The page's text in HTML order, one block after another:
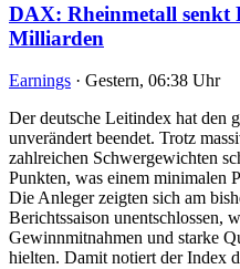
DAX: Rheinmetall senkt
Milliarden
Earnings · Gestern, 06:38 Uhr
Der deutsche Leitindex hat den
unverändert beendet. Trotz
zahlreichen Schwergewichten
Punkten, was einem minimalen
Die Anleger zeigten sich am
Berichtssaison unentschlossen,
Gewinnmitnahmen und starke
hielten. Damit notiert der Index